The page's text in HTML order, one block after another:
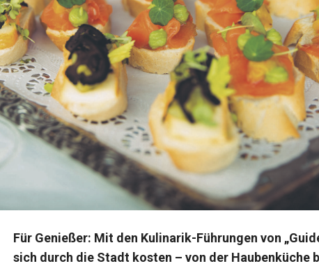
Für Genießer: Mit den Kulinarik-Führungen von
sich durch die Stadt kosten – von der Haubenküche